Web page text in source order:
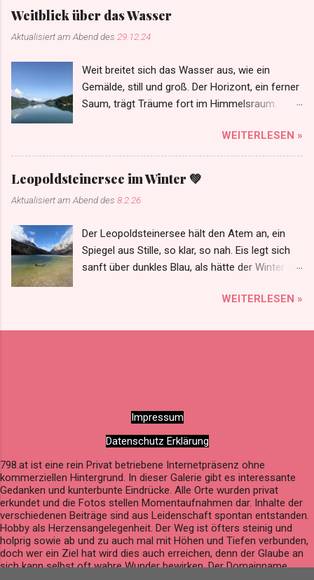
entfacht. So zeigt der Winter, unerwartet, wie
Schönheit uns im Stillen wartet. Ein Augenblick,
so rein, so wahr – der Himmel flüstert: Alles ist
Weitblick über das Wasser
Aktualisiert am Abend des 29.12.24
Weit breitet sich das Wasser aus, wie ein
Gemälde, still und groß. Der Horizont, ein ferner
Saum, trägt Träume fort im Himmelsraum.
WEITERLESEN »
Leopoldsteinersee im Winter 💚
Aktualisiert am Abend des 8.2.26
Der Leopoldsteinersee hält den Atem an, ein
Spiegel aus Stille, so klar, so nah. Eis legt sich
sanft über dunkles Blau, als hätte der Winter ihn
wo der Schnee leise ruht, Silberne Spuren im
gefrorenem Glas, wo Licht durch das Eis seine
der See seine Farben im Eis, jede ein Flüstern,
kalt und zugleich leis. Der Leopoldsteinersee,
Winterzeit.
WEITERLESEN »
Impressum
Datenschutz Erklärung
798.at ist eine rein Privat betriebene Internetpräsenz ohne
kommerziellen Hintergrund. In dieser Galerie gibt es interessante
Gedanken und kunterbunte Eindrücke. Alle Orte wurden privat
erkundet und die Fotos stellen Momentaufnahmen dar. Inhalte der
verschiedenen Beiträge sind aus Leidenschaft spontan entstanden.
Hobby als Herzensangelegenheit. Der Weg ist öfters steinig und
holprig sowie ab und zu auch mal mit Höhen und Tiefen verbunden,
doch wer ein Ziel hat wird dies auch erreichen, denn der Glaube an
sich kann selbst oft wahre Wunder bewirken. Der Domainname